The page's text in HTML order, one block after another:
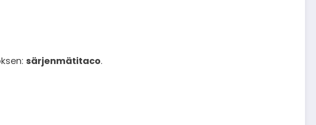
särjenmätitaco.